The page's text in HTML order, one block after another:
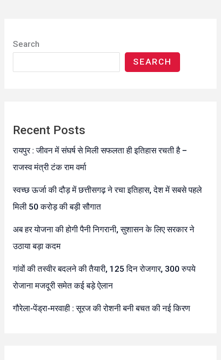
Search
SEARCH
Recent Posts
रायपुर : जीवन में संघर्ष से मिली सफलता ही इतिहास रचती है –
राजस्व मंत्री टंक राम वर्मा
स्वच्छ ऊर्जा की दौड़ में छत्तीसगढ़ ने रचा इतिहास, देश में सबसे पहले
मिली 50 करोड़ की बड़ी सौगात
अब हर योजना की होगी पैनी निगरानी, सुशासन के लिए सरकार ने
उठाया बड़ा कदम
गांवों की तस्वीर बदलने की तैयारी, 125 दिन रोजगार, 300 रुपये
रोजाना मजदूरी समेत कई बड़े ऐलान
गौरेला-पेंड्रा-मरवाही : सूरज की रोशनी बनी बचत की नई किरण